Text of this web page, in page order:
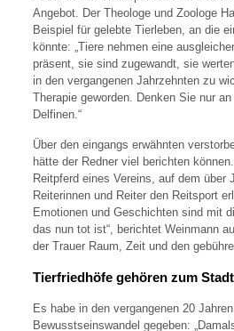
Angebot. Der Theologe und Zoologe
Beispiel für gelebte Tierleben, an die
könnte: „Tiere nehmen eine
präsent, sie sind zugewandt, sie
in den vergangenen Jahrzehnten zu
Therapie geworden. Denken Sie nur
Delfinen.“
Über den eingangs erwähnten
hätte der Redner viel berichten
Reitpferd eines Vereins, auf dem über
Reiterinnen und Reiter den Reitsport
Emotionen und Geschichten sind mit
das nun tot ist“, berichtet Weinmann
der Trauer Raum, Zeit und den
Tierfriedhöfe gehören zum
Es habe in den vergangenen 20
Bewusstseinswandel gegeben: